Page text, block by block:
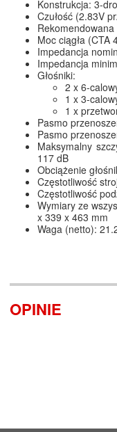
Konstrukcja: 3-
Czułość (2.83V
Moc ciągła (CTA
Impedancja
Impedancja
Głośniki:
2 x 6-
1 x 3-
1 x
Pasmo
Pasmo
Maksymalny
117 dB
Obciążenie
Częstotliwość
Częstotliwość
Wymiary ze
x 339 x 463 mm
Waga (netto):
OPINIE